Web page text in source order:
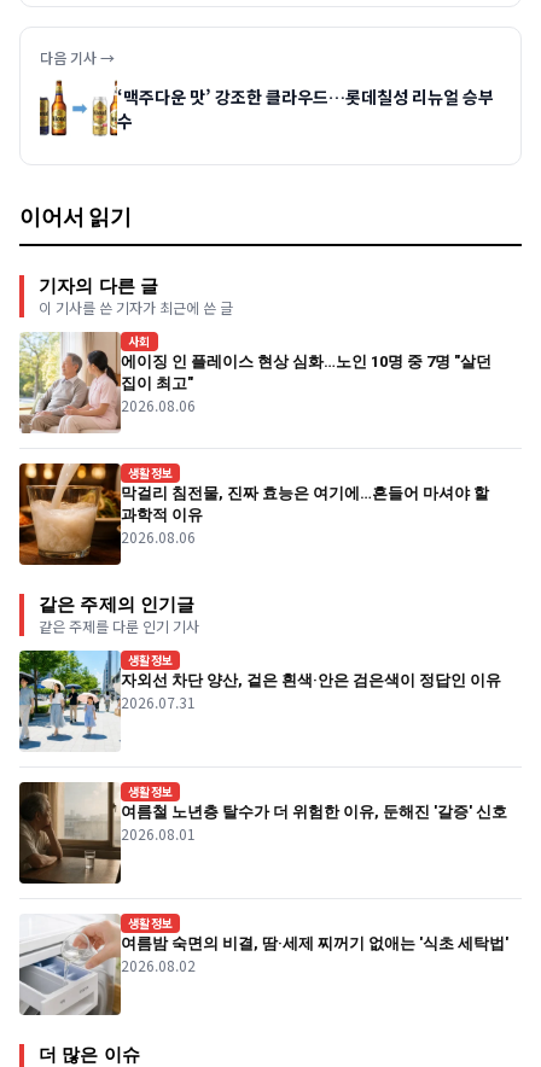
다음 기사 →
‘맥주다운 맛’ 강조한 클라우드…롯데칠성 리뉴얼 승부
수
이어서 읽기
기자의 다른 글
이 기사를 쓴 기자가 최근에 쓴 글
사회
에이징 인 플레이스 현상 심화…노인 10명 중 7명 "살던
집이 최고"
2026.08.06
생활정보
막걸리 침전물, 진짜 효능은 여기에…흔들어 마셔야 할
과학적 이유
2026.08.06
같은 주제의 인기글
같은 주제를 다룬 인기 기사
생활정보
자외선 차단 양산, 겉은 흰색·안은 검은색이 정답인 이유
2026.07.31
생활정보
여름철 노년층 탈수가 더 위험한 이유, 둔해진 '갈증' 신호
2026.08.01
생활정보
여름밤 숙면의 비결, 땀·세제 찌꺼기 없애는 '식초 세탁법'
2026.08.02
더 많은 이슈